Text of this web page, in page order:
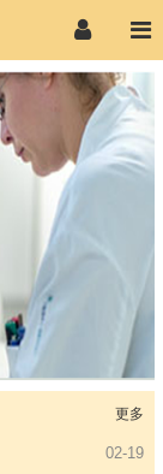
更多
07-09
04-12
02-19